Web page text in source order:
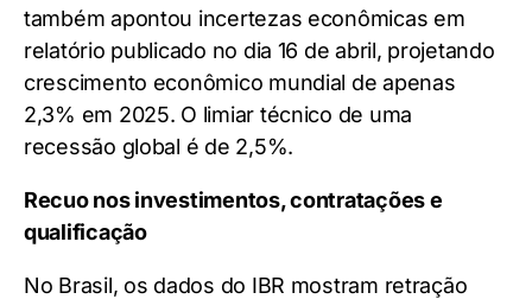
também apontou incertezas econômicas em
relatório publicado no dia 16 de abril, projetando
crescimento econômico mundial de apenas
2,3% em 2025. O limiar técnico de uma
recessão global é de 2,5%.
Recuo nos investimentos, contratações e
qualificação
No Brasil, os dados do IBR mostram retração